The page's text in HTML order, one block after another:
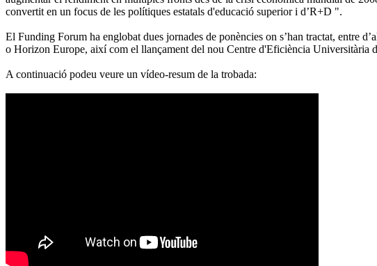
convertit en un focus de les polítiques estatals d'educació superior i d’R+D ".
El Funding Forum ha englobat dues jornades de ponències on s’han tractat, entre
o Horizon Europe, així com el llançament del nou Centre d'Eficiència
A continuació podeu veure un vídeo-resum de la trobada: